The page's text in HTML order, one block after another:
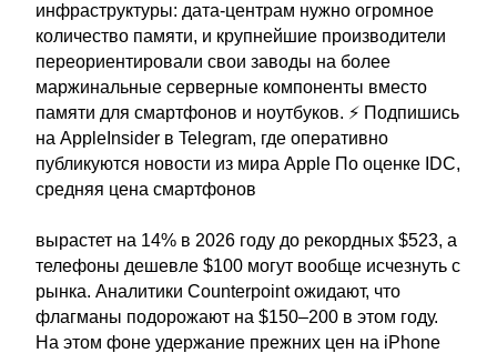
инфраструктуры: дата-центрам нужно огромное
количество памяти, и крупнейшие производители
переориентировали свои заводы на более
маржинальные серверные компоненты вместо
памяти для смартфонов и ноутбуков. ⚡ Подпишись
на AppleInsider в Telegram, где оперативно
публикуются новости из мира Apple По оценке IDC,
средняя цена смартфонов
вырастет на 14% в 2026 году до рекордных $523, а
телефоны дешевле $100 могут вообще исчезнуть с
рынка. Аналитики Counterpoint ожидают, что
флагманы подорожают на $150–200 в этом году.
На этом фоне удержание прежних цен на iPhone